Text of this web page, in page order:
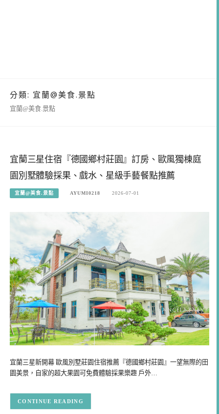
分類: 宜蘭@美食.景點
宜蘭@美食.景點
宜蘭三星住宿『德國鄉村莊園』訂房、歐風獨棟庭
園別墅體驗採果、戲水、星級手藝餐點推薦
宜蘭@美食.景點 AYUMI0218 2026-07-01
宜蘭三星新開幕 歐風別墅莊園住宿推薦『德國鄉村莊園』一望無際的田
園美景，自家的超大果園可免費體驗採果樂趣 戶外…
CONTINUE READING